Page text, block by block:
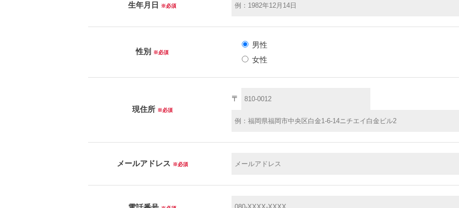
生年月日 ※必須
性別 ※必須
男性
女性
現住所 ※必須
〒
メールアドレス ※必須